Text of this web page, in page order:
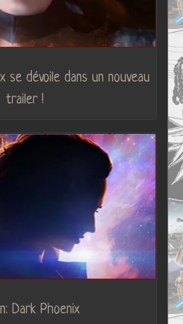
dévoile dans un nouveau
trailer !
Dark Phoenix